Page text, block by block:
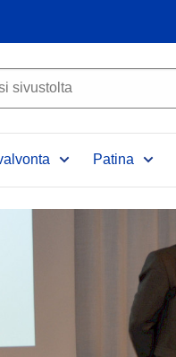
Patina